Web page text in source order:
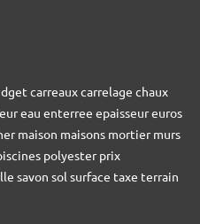
carreauxcarrelage chaux
eau enterree epaisseureuros
maison maisons mortier murs
polyester prix
savon sol surface taxe terrain